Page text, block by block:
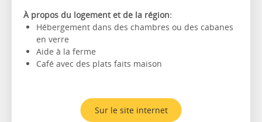
À propos du logement et de la région:
Hébergement dans des chambres ou des cabanes
en verre
Aide à la ferme
Café avec des plats faits maison
Sur le site internet